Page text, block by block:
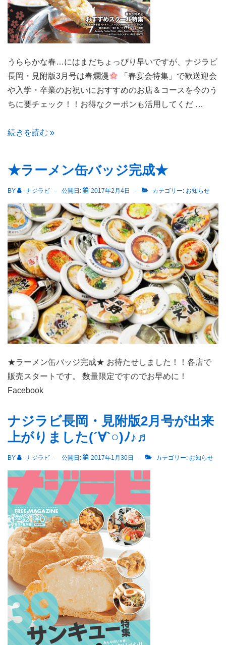
٩(
´◡`
)۶
うららかな春…にはまだちょっぴり早いですが、ナジラビ
長岡・見附版3月号は春爛漫
「春宴会特集」で歓送迎会
や入学・卒業のお祝いにおすすめのお店＆コースを今のう
ちに要チェック！！お得なクーポンも活用してくだ …
う
か
な
春…
に
は
ま
だ
ち
ょ
っ
ぴ
り
早
い
で
す
ナ
ジ
ラ
ビ
長
見
附
版
3
月
号
は
春
爛
漫
続きを読む »
★ラーメン缶バッジ完成★
BY ナジラビ 公開日: 2017年2月4日 カテゴリー: お知らせ
★ラーメン缶バッジ完成★ お待たせしました！！各店で
販売スタートです。 数量限定ですのでお早めに！
Facebook
ナジラビ長岡・見附版2月号が出来
上がりました(´∀`○)ﾉ♪♬
BY ナジラビ 公開日: 2017年1月30日 カテゴリー: お知らせ